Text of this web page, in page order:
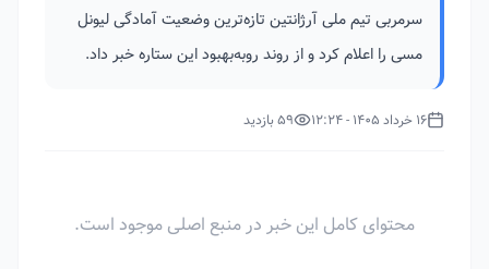
سرمربی تیم ملی آرژانتین تازه‌ترین وضعیت آمادگی لیونل
مسی را اعلام کرد و از روند روبه‌بهبود این ستاره خبر داد.
16 خرداد 1405 - 12:24 59 بازدید
محتوای کامل این خبر در منبع اصلی موجود است.